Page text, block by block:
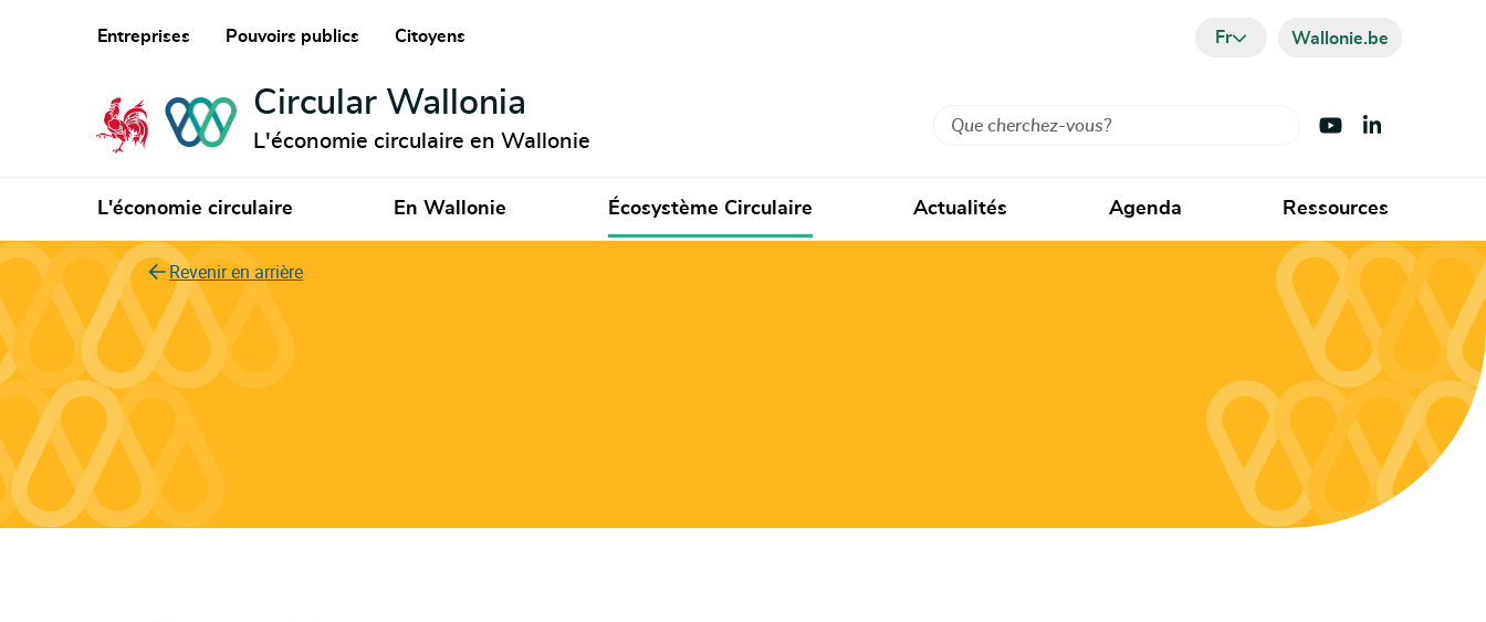
Entreprises Pouvoirs publics Citoyens Fr Wallonie.be
Circular Wallonia
L'économie circulaire en Wallonie
Rechercher Visiter Youtube
Visiter LinkedIn
L'économie circulaire En Wallonie Écosystème Circulaire Actualités Agenda Ressources
Revenir en arrière